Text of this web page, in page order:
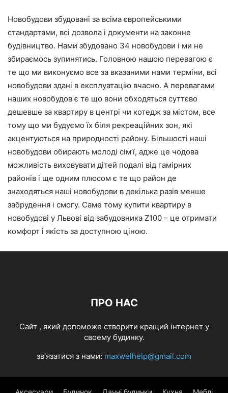
Новобудови збудовані за всіма європейськими
стандартами, всі дозвола і документи на законне
будівництво. Нами збудовано 34 новобудови і ми не
збираємось зупинятись. Головною нашою перевагою є
те що ми виконуємо все за вказаними нами терміни, всі
новобудови здані в експлуатацію вчасно. А перевагами
наших новобудов є те що вони обходяться суттєво
дешевше за квартиру в центрі чи котедж за містом, все
тому що ми будуємо їх біля рекреаційних зон, які
акцентуються на природності району. Більшості наші
новобудови обирають молоді сім’ї, адже це чодова
можливість виховувати дітей подалі від гамірних
районів і ще одним плюсом є те що район де
знаходяться наші новобудови в декілька разів менше
забрудення і смогу. Саме тому купити квартиру в
новобудові у Львові від забудовника Z100 – це отримати
комфорт і якість за доступною ціною.
ПРО НАС
Cайт , який допоможе створити кращий інтернет у
своему будинку.
зв'язатися з нами: maxwelhelp@gmail.com